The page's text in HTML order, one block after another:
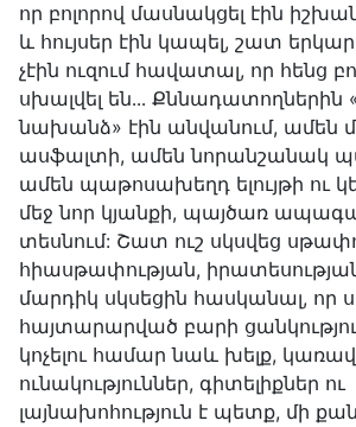
որ բոլորով մասնակցել էին
և հույսեր էին կապել, շատ
չէին ուզում հավատալ, որ հենց
սխալվել են․․․ Քննադատողներին
նախանձ» էին անվանում, ամեն
ասֆալտի, ամեն նորանշանակ
ամեն պաթոսախեղդ ելույթի ու
մեջ նոր կյանքի, պայծառ
տեսնում: Շատ ուշ սկսվեց
հիասթափության,
մարդիկ սկսեցին հասկանալ, որ
հայտարարված բարի
կոչելու համար նաև խելք,
ունակություններ, գիտելիքներ ու
լայնախոհություն է պետք, մի